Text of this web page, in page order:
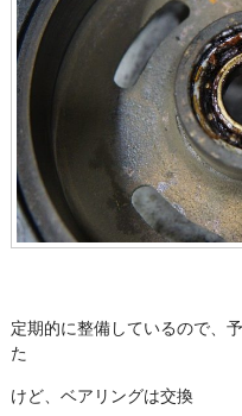
定期的に整備しているので、
た
けど、ベアリングは交換